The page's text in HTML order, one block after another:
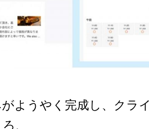
ようやく完成し、クラ
、